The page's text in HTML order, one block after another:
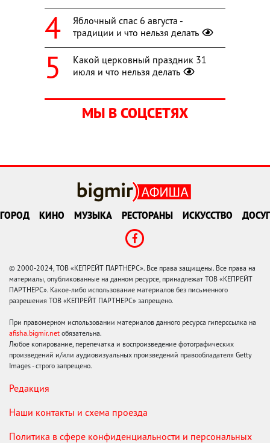
Яблочный спас 6 августа -
традиции и что нельзя делать
Какой церковный праздник 31
июля и что нельзя делать
МЫ В СОЦСЕТЯХ
ГОРОД КИНО МУЗЫКА РЕСТОРАНЫ ИСКУССТВО ДОСУГ
© 2000-2024, ТОВ «КЕПРЕЙТ ПАРТНЕРС». Все права защищены. Все права на
материалы, опубликованные на данном ресурсе, принадлежат ТОВ «КЕПРЕЙТ
ПАРТНЕРС». Какое-либо использование материалов без письменного
разрешения ТОВ «КЕПРЕЙТ ПАРТНЕРС» запрещено.
При правомерном использовании материалов данного ресурса гиперссылка на
afisha.bigmir.net обязательна.
Любое копирование, перепечатка и воспроизведение фотографических
произведений и/или аудиовизуальных произведений правообладателя Getty
Images - строго запрещено.
Редакция
Наши контакты и схема проезда
Политика в сфере конфиденциальности и персональных